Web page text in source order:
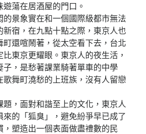
蕩在居酒屋的門口。
景象實在和一個國際級都市無法
新宿，在九點十點之際，東京人也
町還喧鬧著，從太空看下去，台北
東京更耀眼。東京人的夜生活，
子，是愁著課業騎著單車的中學
歌舞町澆愁的上班族，沒有人留戀
，面對和諧至上的文化，東京人
來的「狐臭」，避免紛爭早已成了
，塑造出一個表面做盡禮數的民